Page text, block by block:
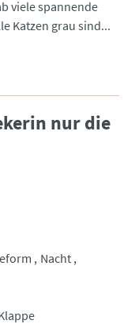
viele spannende
Katzen grau sind...
nur die
Nacht